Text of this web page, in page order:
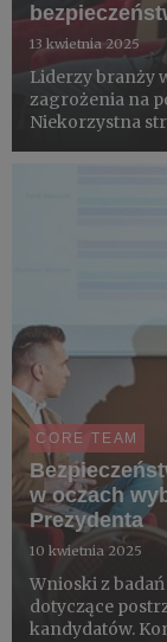
13 kwietnia 2025
Liderzy branży
zagrożenia na
Niekorzystna
CORE TEAM
w oczach
Prezydenta
10 kwietnia 2025
Wnioski z
dotyczące
kandydatów.